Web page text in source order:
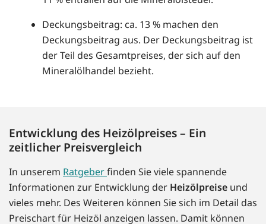
Deckungsbeitrag: ca. 13 % machen den
Deckungsbeitrag aus. Der Deckungsbeitrag ist
der Teil des Gesamtpreises, der sich auf den
Mineralölhandel bezieht.
Entwicklung des Heizölpreises – Ein
zeitlicher Preisvergleich
In unserem Ratgeberfinden Sie viele spannende
Informationen zur Entwicklung der Heizölpreise und
vieles mehr. Des Weiteren können Sie sich im Detail das
Preischart für Heizöl anzeigen lassen. Damit können